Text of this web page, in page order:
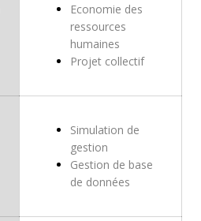
Economie des
ressources
humaines
Projet collectif
Simulation de
gestion
Gestion de base
de données